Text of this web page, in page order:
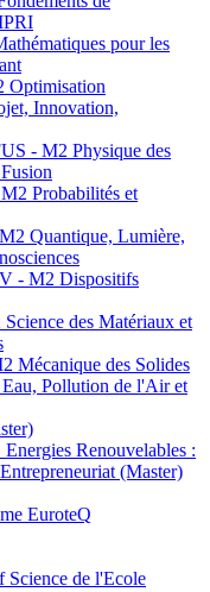
pour les
Innovation,
- M2 Physique des
Probabilités et
Quantique, Lumière,
- M2 Dispositifs
des Matériaux et
Mécanique des Solides
Pollution de l'Air et
Renouvelables :
(Master)
EuroteQ
Science de l'Ecole